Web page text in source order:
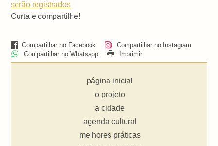
serão registrados
Curta e compartilhe!
Compartilhar no Facebook
Compartilhar no Instagram
Compartilhar no Whatsapp
Imprimir
página inicial
o projeto
a cidade
agenda cultural
melhores práticas